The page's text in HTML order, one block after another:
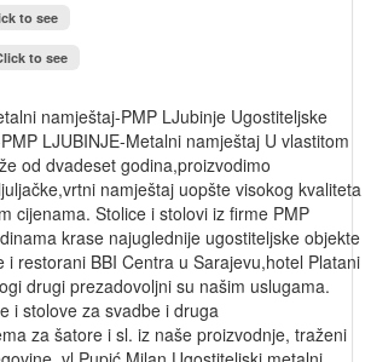
to see
to see
namještaj-PMP LJubinje Ugostiteljske
LJUBINJE-Metalni namještaj U vlastitom
od dvadeset godina,proizvodimo
namještaj uopšte visokog kvaliteta
cijenama. Stolice i stolovi iz firme PMP
krase najuglednije ugostiteljske objekte
i restorani BBI Centra u Sarajevu,hotel Platani
drugi prezadovoljni su našim uslugama.
i stolove za svadbe i druga
za šatore i sl. iz naše proizvodnje, traženi